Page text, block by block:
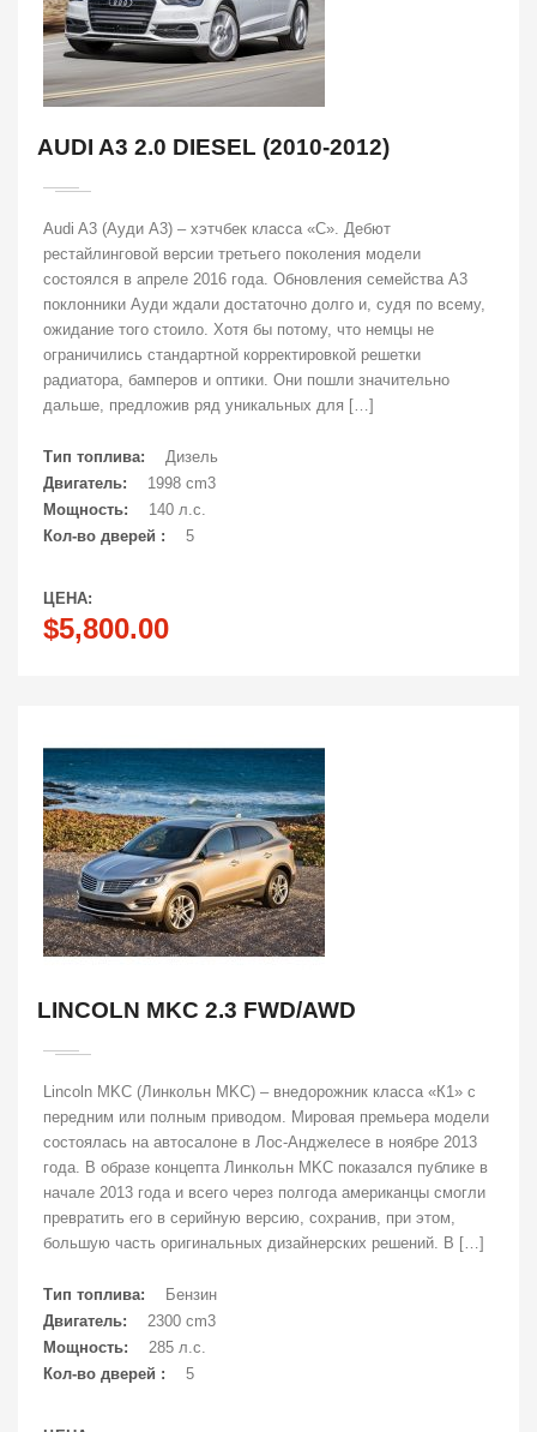
AUDI A3 2.0 DIESEL (2010-2012)
Audi A3 (Ауди A3) – хэтчбек класса «С». Дебют
рестайлинговой версии третьего поколения модели
состоялся в апреле 2016 года. Обновления семейства А3
поклонники Ауди ждали достаточно долго и, судя по всему,
ожидание того стоило. Хотя бы потому, что немцы не
ограничились стандартной корректировкой решетки
радиатора, бамперов и оптики. Они пошли значительно
дальше, предложив ряд уникальных для […]
Тип топлива:
Дизель
Двигатель:
1998 cm3
Мощность:
140 л.с.
Кол-во дверей :
5
ЦЕНА:
$5,800.00
LINCOLN MKC 2.3 FWD/AWD
Lincoln MKC (Линкольн MKC) – внедорожник класса «К1» с
передним или полным приводом. Мировая премьера модели
состоялась на автосалоне в Лос-Анджелесе в ноябре 2013
года. В образе концепта Линкольн MKC показался публике в
начале 2013 года и всего через полгода американцы смогли
превратить его в серийную версию, сохранив, при этом,
большую часть оригинальных дизайнерских решений. В […]
Тип топлива:
Бензин
Двигатель:
2300 cm3
Мощность:
285 л.с.
Кол-во дверей :
5